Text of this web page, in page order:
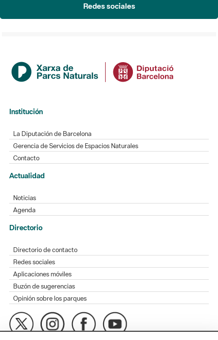
Redes sociales
Institución
La Diputación de Barcelona
Gerencia de Servicios de Espacios Naturales
Contacto
Actualidad
Noticias
Agenda
Directorio
Directorio de contacto
Redes sociales
Aplicaciones móviles
Buzón de sugerencias
Opinión sobre los parques